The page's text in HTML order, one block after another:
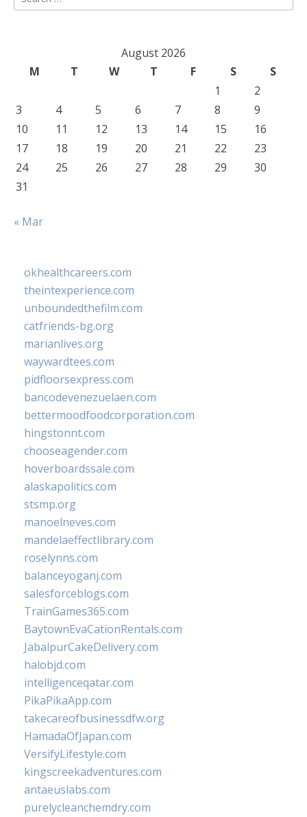
for:
August 2026
M
T W T F S
S
1
2
3
4 5 6 7 8
9
10
11 12 13 14 15
16
17
18 19 20 21 22
23
24
25 26 27 28 29
30
31
« Mar
okhealthcareers.com
theintexperience.com
unboundedthefilm.com
catfriends-bg.org
marianlives.org
waywardtees.com
pidfloorsexpress.com
bancodevenezuelaen.com
bettermoodfoodcorporation.com
hingstonnt.com
chooseagender.com
hoverboardssale.com
alaskapolitics.com
stsmp.org
manoelneves.com
mandelaeffectlibrary.com
roselynns.com
balanceyoganj.com
salesforceblogs.com
TrainGames365.com
BaytownEvaCationRentals.com
JabalpurCakeDelivery.com
halobjd.com
intelligenceqatar.com
PikaPikaApp.com
takecareofbusinessdfw.org
HamadaOfJapan.com
VersifyLifestyle.com
kingscreekadventures.com
antaeuslabs.com
purelycleanchemdry.com